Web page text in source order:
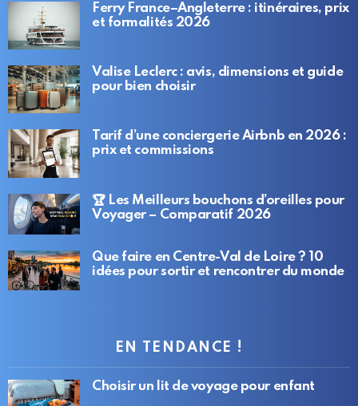
Ferry France–Angleterre : itinéraires, prix
et formalités 2026
Valise Leclerc : avis, dimensions et guide
pour bien choisir
Tarif d’une conciergerie Airbnb en 2026 :
prix et commissions
🏆 Les Meilleurs bouchons d’oreilles pour
Voyager – Comparatif 2026
Que faire en Centre-Val de Loire ? 10
idées pour sortir et rencontrer du monde
EN TENDANCE !
Choisir un lit de voyage pour enfant